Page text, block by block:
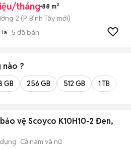
tháng 88 m²
2 (P. Bình Tây mới)
5 đã bán
nào ?
GB 256 GB 512 GB 1 TB
vệ Scoyco K10H10-2 Đen,
Cả nam và nữ